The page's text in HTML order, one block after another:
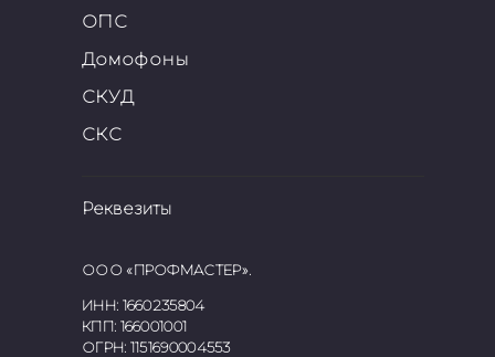
ОПС
Домофоны
СКУД
СКС
Реквезиты
ООО «ПРОФМАСТЕР».
ИНН: 1660235804
КПП: 166001001
ОГРН: 1151690004553